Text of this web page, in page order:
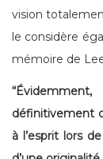
vision
le considère
mémoire de
définitivement
à l’esprit lors